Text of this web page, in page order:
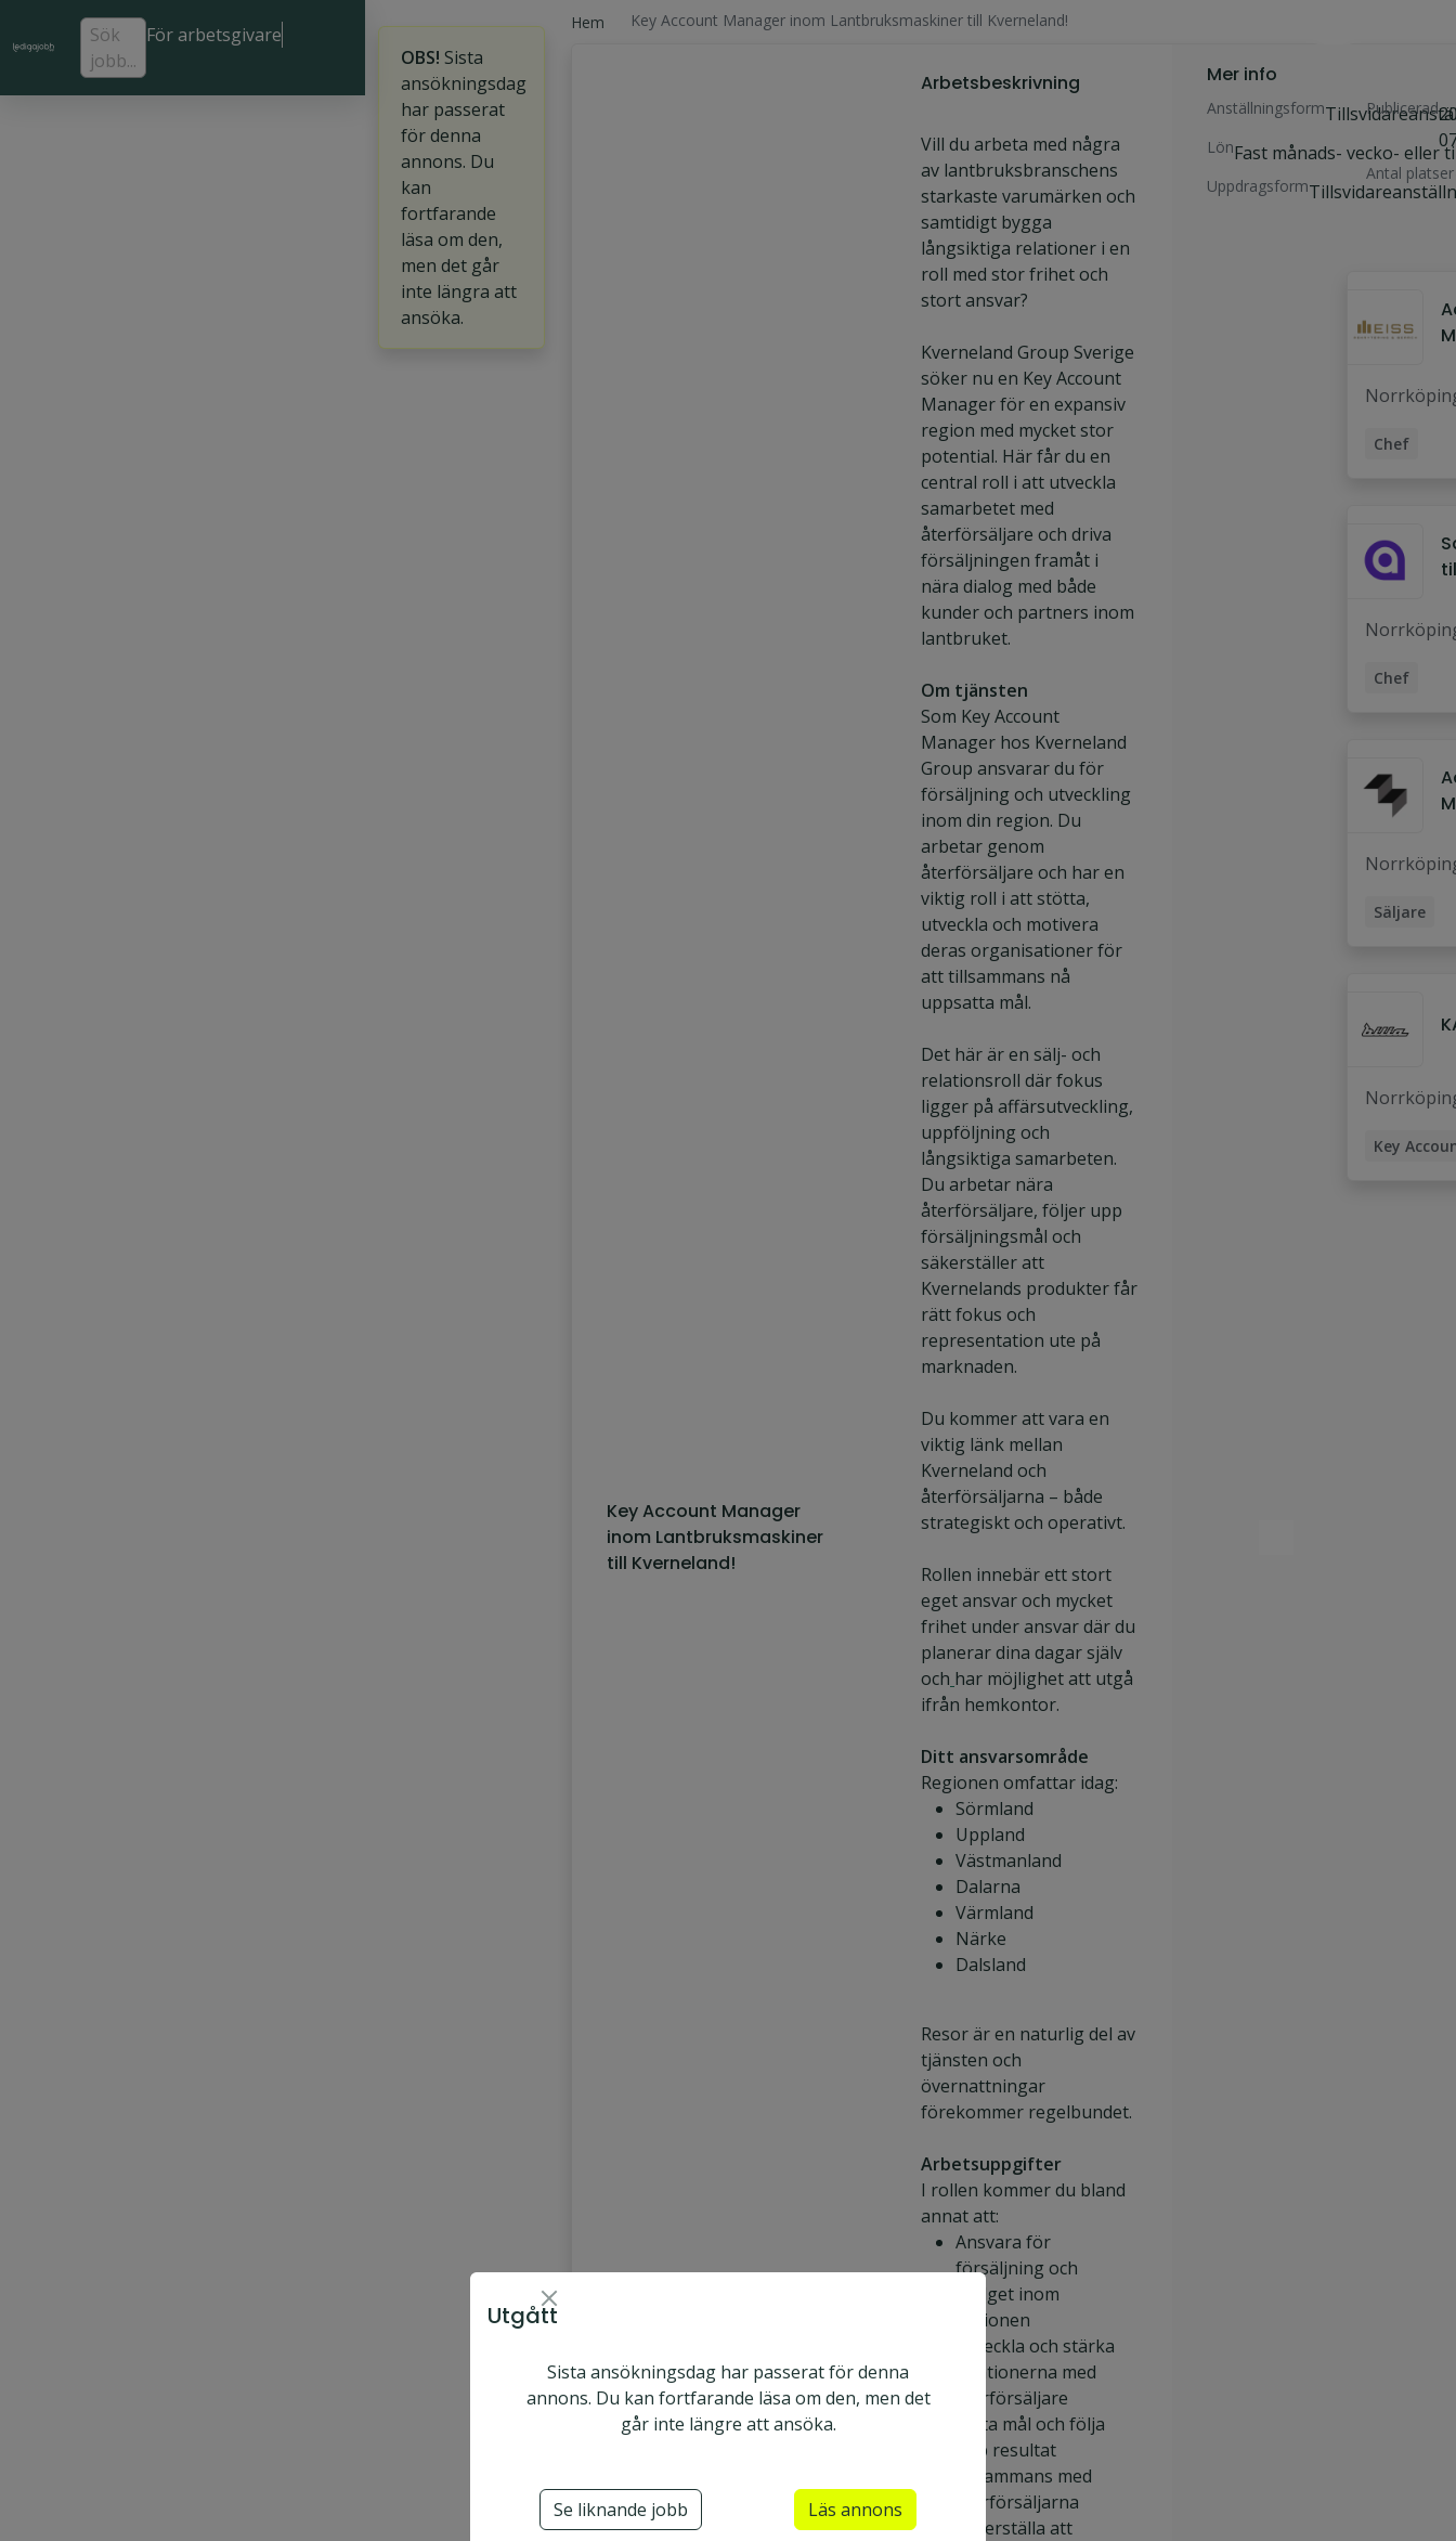
Sök
jobb...
För arbetsgivare
OBS! Sista
ansökningsdag
har passerat
för denna
annons. Du
kan
fortfarande
läsa om den,
men det går
inte längra att
ansöka.
Hem Key Account Manager inom Lantbruksmaskiner till Kverneland!
Key Account Manager
inom Lantbruksmaskiner
till Kverneland!
Arbetsbeskrivning
Vill du arbeta med några
av lantbruksbranschens
starkaste varumärken och
samtidigt bygga
långsiktiga relationer i en
roll med stor frihet och
stort ansvar?
Kverneland Group Sverige
söker nu en Key Account
Manager för en expansiv
region med mycket stor
potential. Här får du en
central roll i att utveckla
samarbetet med
återförsäljare och driva
försäljningen framåt i
nära dialog med både
kunder och partners inom
lantbruket.
Om tjänsten
Som Key Account
Manager hos Kverneland
Group ansvarar du för
försäljning och utveckling
inom din region. Du
arbetar genom
återförsäljare och har en
viktig roll i att stötta,
utveckla och motivera
deras organisationer för
att tillsammans nå
uppsatta mål.
Det här är en sälj- och
relationsroll där fokus
ligger på affärsutveckling,
uppföljning och
långsiktiga samarbeten.
Du arbetar nära
återförsäljare, följer upp
försäljningsmål och
säkerställer att
Kvernelands produkter får
rätt fokus och
representation ute på
marknaden.
Du kommer att vara en
viktig länk mellan
Kverneland och
återförsäljarna – både
strategiskt och operativt.
Rollen innebär ett stort
eget ansvar och mycket
frihet under ansvar där du
planerar dina dagar själv
och har möjlighet att utgå
ifrån hemkontor.
Ditt ansvarsområde
Regionen omfattar idag:
Sörmland
Uppland
Västmanland
Dalarna
Värmland
Närke
Dalsland
Resor är en naturlig del av
tjänsten och
övernattningar
förekommer regelbundet.
Arbetsuppgifter
I rollen kommer du bland
annat att:
Ansvara för
försäljning och
budget inom
regionen
Utveckla och stärka
relationerna med
återförsäljare
Sätta mål och följa
upp resultat
tillsammans med
återförsäljarna
Säkerställa att
Mer info
Anställningsform
LönFast månads- vecko- eller
Uppdragsform
Publicerad
Antal platser
jobbet
Chef
Chef
Säljare
Client
B2B
Key
Utgått
Sista ansökningsdag har passerat för denna
annons. Du kan fortfarande läsa om den, men det
går inte längre att ansöka.
Se liknande jobb Läs annons